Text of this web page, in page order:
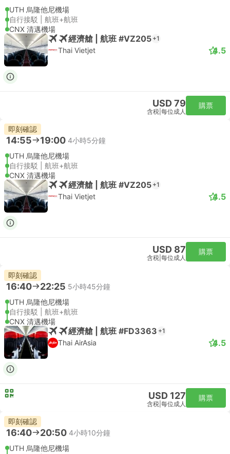
UTH 烏隆他尼機場
自行接駁 | 航班+航班
CNX 清邁機場
經濟艙 | 航班 #VZ205 +1
Thai Vietjet 4.5
USD 79
含税 每位成人
購票
即刻確認
14:55 19:00 4小時5分鐘
UTH 烏隆他尼機場
自行接駁 | 航班+航班
CNX 清邁機場
經濟艙 | 航班 #VZ205 +1
Thai Vietjet 4.5
USD 87
含税 每位成人
購票
即刻確認
16:40 22:25 5小時45分鐘
UTH 烏隆他尼機場
自行接駁 | 航班+航班
CNX 清邁機場
經濟艙 | 航班 #FD3363 +1
Thai AirAsia 4.5
USD 127
含税 每位成人
購票
即刻確認
16:40 20:50 4小時10分鐘
UTH 烏隆他尼機場